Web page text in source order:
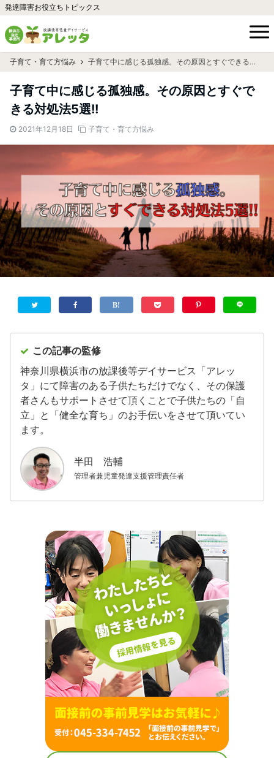
発達障害お役立ちトピックス
子育て・育て方悩み 子育て中に感じる孤独感。その原因とすぐできる対処法5選!!
子育て中に感じる孤独感。その原因とすぐで
きる対処法5選!!
2021年12月18日 子育て・育て方悩み
この記事の監修
神奈川県横浜市の放課後等デイサービス「アレッ
タ」にて障害のある子供たちだけでなく、その保護
者さんもサポートさせて頂くことで子供たちの「自
立」と「健全な育ち」のお手伝いをさせて頂いてい
ます。
半田 浩輔
管理者兼児童発達支援管理責任者